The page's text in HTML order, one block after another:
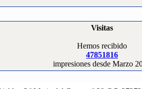
Visitas
Hemos recibido
47851816
impresiones desde Marzo